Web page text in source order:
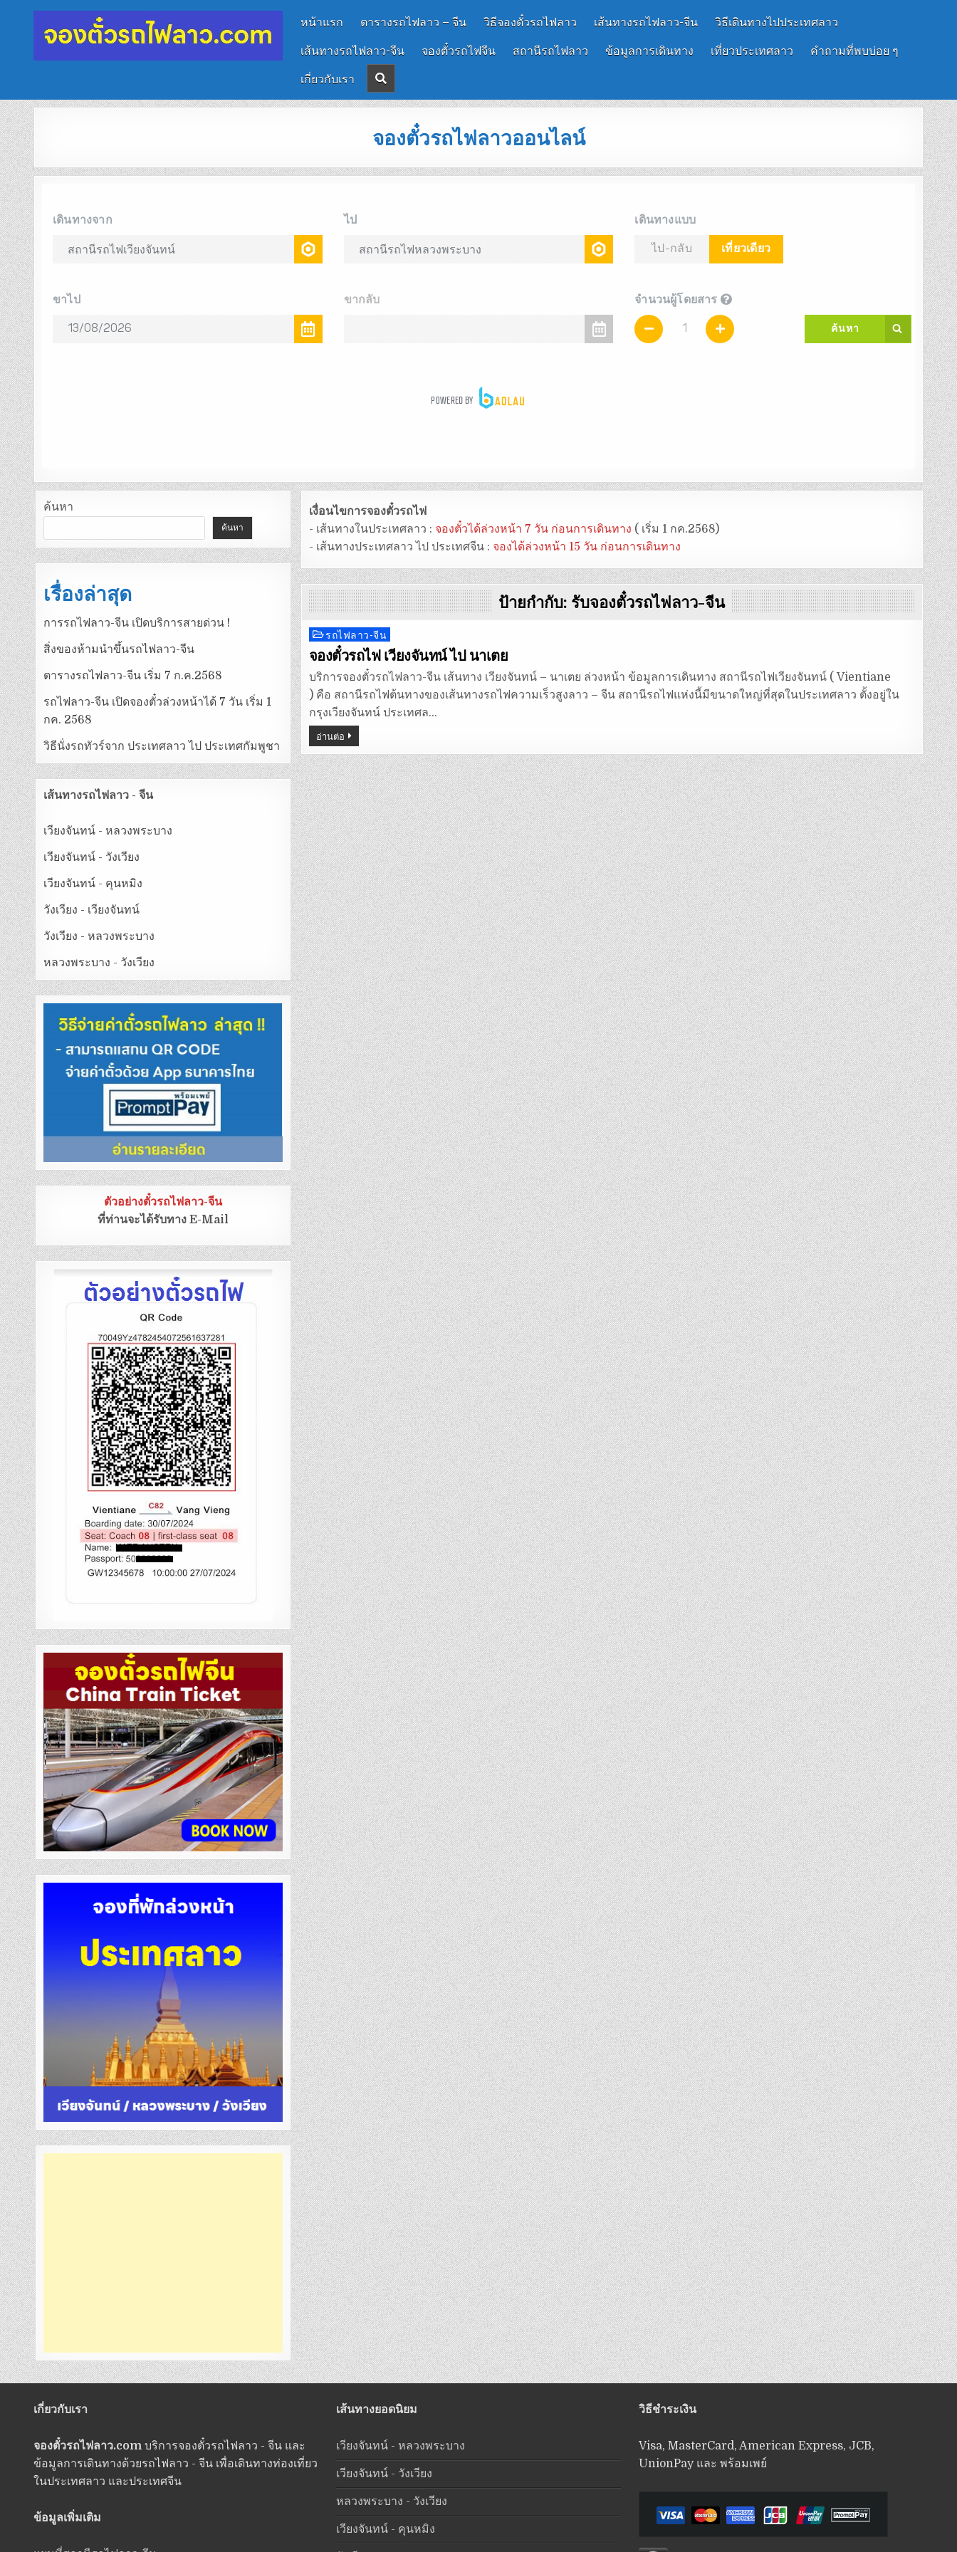
จองตั๋วรถไฟลาว-จีน
นั่งรถไฟเที่ยวประเทศลาว
หน้าแรก ตารางรถไฟลาว – จีน วิธีจองตั๋วรถไฟลาว เส้นทางรถไฟลาว-จีน
วิธีเดินทางไปประเทศลาว
เส้นทางรถไฟลาว-จีน
จองตั๋วรถไฟจีน สถานีรถไฟลาว ข้อมูลการเดินทาง เที่ยวประเทศลาว
คำถามที่พบบ่อย ๆ
เกี่ยวกับเรา
จองตั๋วรถไฟลาวออนไลน์
เงื่อนไขการจองตั๋วรถไฟ
- เส้นทางในประเทศลาว : จองตั๋วได้ล่วงหน้า 7 วัน ก่อนการเดินทาง ( เริ่ม 1 กค.2568)
- เส้นทางประเทศลาว ไป ประเทศจีน : จองได้ล่วงหน้า 15 วัน ก่อนการเดินทาง
ป้ายกำกับ: รับจองตั๋วรถไฟลาว-จีน
Posted
in
รถไฟลาว-จีน
จองตั๋วรถไฟ เวียงจันทน์ ไป นาเตย
บริการจองตั๋วรถไฟลาว-จีน เส้นทาง เวียงจันทน์ – นาเตย ล่วงหน้า ข้อมูลการเดินทาง สถานีรถไฟเวียงจันทน์ ( Vientiane
) คือ สถานีรถไฟต้นทางของเส้นทางรถไฟความเร็วสูงลาว – จีน สถานีรถไฟแห่งนี้มีขนาดใหญ่ที่สุดในประเทศลาว ตั้งอยู่ใน
กรุงเวียงจันทน์ ประเทศล…
อ่านต่อ
ค้นหา
ค้นหา
เรื่องล่าสุด
การรถไฟลาว-จีน เปิดบริการสายด่วน !
สิ่งของห้ามนำขึ้นรถไฟลาว-จีน
ตารางรถไฟลาว-จีน เริ่ม 7 ก.ค.2568
รถไฟลาว-จีน เปิดจองตั๋วล่วงหน้าได้ 7 วัน เริ่ม 1
กค. 2568
วิธีนั่งรถทัวร์จาก ประเทศลาว ไป ประเทศกัมพูชา
เส้นทางรถไฟลาว - จีน
เวียงจันทน์ - หลวงพระบาง
เวียงจันทน์ - วังเวียง
เวียงจันทน์ - คุนหมิง
วังเวียง - เวียงจันทน์
วังเวียง - หลวงพระบาง
หลวงพระบาง - วังเวียง
ตัวอย่างตั๋วรถไฟลาว-จีน
ที่ท่านจะได้รับทาง E-Mail
เกี่ยวกับเรา
จองตั๋วรถไฟลาว.com บริการจองตั๋วรถไฟลาว - จีน และ
ข้อมูลการเดินทางด้วยรถไฟลาว - จีน เพื่อเดินทางท่องเที่ยว
ในประเทศลาว และประเทศจีน
ข้อมูลเพิ่มเติม
เส้นทางยอดนิยม
เวียงจันทน์ - หลวงพระบาง
เวียงจันทน์ - วังเวียง
หลวงพระบาง - วังเวียง
เวียงจันทน์ - คุนหมิง
วิธีชำระเงิน
Visa, MasterCard, American Express, JCB,
UnionPay และ พร้อมเพย์